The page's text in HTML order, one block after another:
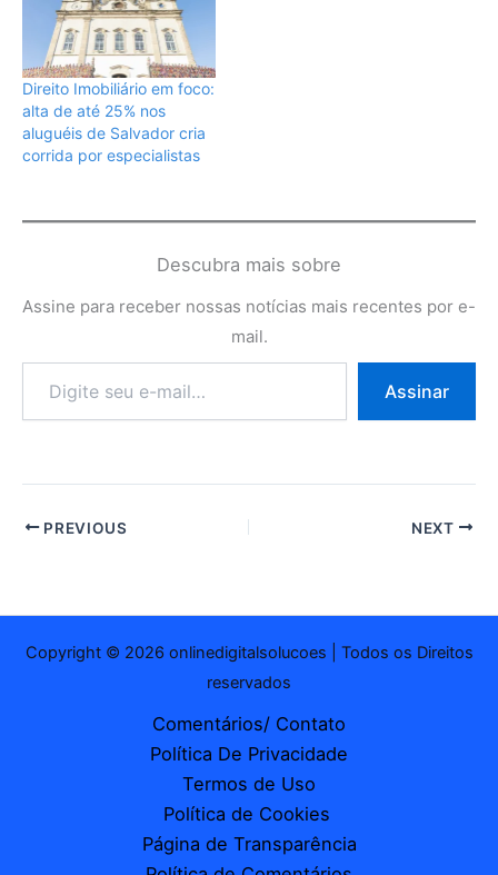
Direito Imobiliário em foco:
alta de até 25% nos
aluguéis de Salvador cria
corrida por especialistas
Descubra mais sobre
Assine para receber nossas notícias mais recentes por e-
mail.
e-
Assinar
PREVIOUS NEXT
Copyright © 2026 onlinedigitalsolucoes | Todos os Direitos
reservados
Comentários/ Contato
Política De Privacidade
Termos de Uso
Política de Cookies
Página de Transparência